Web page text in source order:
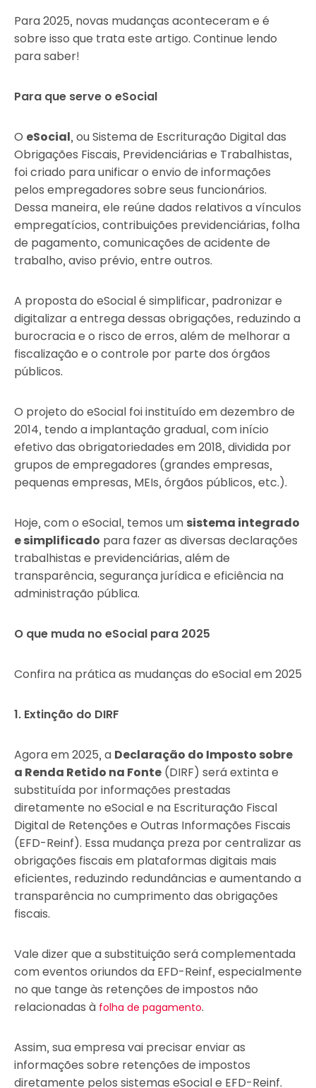
Para 2025, novas mudanças aconteceram e é
sobre isso que trata este artigo. Continue lendo
para saber!
Para que serve o eSocial
O eSocial, ou Sistema de Escrituração Digital das
Obrigações Fiscais, Previdenciárias e Trabalhistas,
foi criado para unificar o envio de informações
pelos empregadores sobre seus funcionários.
Dessa maneira, ele reúne dados relativos a vínculos
empregatícios, contribuições previdenciárias, folha
de pagamento, comunicações de acidente de
trabalho, aviso prévio, entre outros.
A proposta do eSocial é simplificar, padronizar e
digitalizar a entrega dessas obrigações, reduzindo a
burocracia e o risco de erros, além de melhorar a
fiscalização e o controle por parte dos órgãos
públicos.
O projeto do eSocial foi instituído em dezembro de
2014, tendo a implantação gradual, com início
efetivo das obrigatoriedades em 2018, dividida por
grupos de empregadores (grandes empresas,
pequenas empresas, MEIs, órgãos públicos, etc.).
Hoje, com o eSocial, temos um sistema integrado
e simplificado para fazer as diversas declarações
trabalhistas e previdenciárias, além de
transparência, segurança jurídica e eficiência na
administração pública.
O que muda no eSocial para 2025
Confira na prática as mudanças do eSocial em 2025
1. Extinção do DIRF
Agora em 2025, a Declaração do Imposto sobre
a Renda Retido na Fonte (DIRF) será extinta e
substituída por informações prestadas
diretamente no eSocial e na Escrituração Fiscal
Digital de Retenções e Outras Informações Fiscais
(EFD-Reinf). Essa mudança preza por centralizar as
obrigações fiscais em plataformas digitais mais
eficientes, reduzindo redundâncias e aumentando a
transparência no cumprimento das obrigações
fiscais.
Vale dizer que a substituição será complementada
com eventos oriundos da EFD-Reinf, especialmente
no que tange às retenções de impostos não
relacionadas à folha de pagamento.
Assim, sua empresa vai precisar enviar as
informações sobre retenções de impostos
diretamente pelos sistemas eSocial e EFD-Reinf.